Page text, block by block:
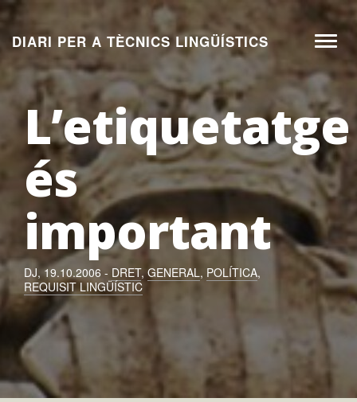
Aneu
contingut
DIARI PER A TÈCNICS LINGÜÍSTICS
L’etiquetatge
és
important
DJ, 19.10.2006 - DRET, GENERAL, POLÍTICA,
REQUISIT LINGÜÍSTIC